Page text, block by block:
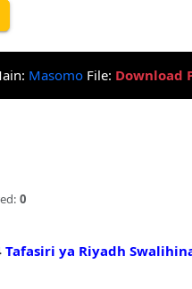
MasomoFile: Download
0
Tafasiri ya Riyadh